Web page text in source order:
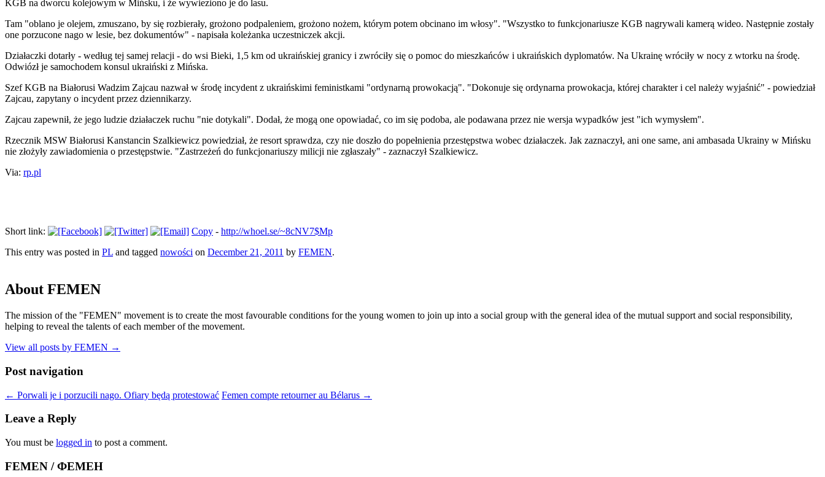
KGB na dworcu kolejowym w Mińsku, i że wywieziono je do lasu.
Tam "oblano je olejem, zmuszano, by się rozbierały, grożono podpaleniem, grożono nożem, którym potem obcinano im włosy". "Wszystko to funkcjonariusze KGB nagrywali kamerą wideo. Następnie zostały
one porzucone nago w lesie, bez dokumentów" - napisała koleżanka uczestniczek akcji.
Działaczki dotarły - według tej samej relacji - do wsi Bieki, 1,5 km od ukraińskiej granicy i zwróciły się o pomoc do mieszkańców i ukraińskich dyplomatów. Na Ukrainę wróciły w nocy z wtorku na środę.
Odwiózł je samochodem konsul ukraiński z Mińska.
Szef KGB na Białorusi Wadzim Zajcau nazwał w środę incydent z ukraińskimi feministkami "ordynarną prowokacją". "Dokonuje się ordynarna prowokacja, której charakter i cel należy wyjaśnić" - powiedział
Zajcau, zapytany o incydent przez dziennikarzy.
Zajcau zapewnił, że jego ludzie działaczek ruchu "nie dotykali". Dodał, że mogą one opowiadać, co im się podoba, ale podawana przez nie wersja wypadków jest "ich wymysłem".
Rzecznik MSW Białorusi Kanstancin Szalkiewicz powiedział, że resort sprawdza, czy nie doszło do popełnienia przestępstwa wobec działaczek. Jak zaznaczył, ani one same, ani ambasada Ukrainy w Mińsku
nie złożyły zawiadomienia o przestępstwie. "Zastrzeżeń do funkcjonariuszy milicji nie zgłaszały" - zaznaczył Szalkiewicz.
Via: rp.pl
Short link: Copy - http://whoel.se/~8cNV7$Mp
This entry was posted in PL and tagged nowości on December 21, 2011 by FEMEN.
About FEMEN
The mission of the "FEMEN" movement is to create the most favourable conditions for the young women to join up into a social group with the general idea of the mutual support and social responsibility,
helping to reveal the talents of each member of the movement.
View all posts by FEMEN →
Post navigation
← Porwali je i porzucili nago. Ofiary będą protestować Femen compte retourner au Bélarus →
Leave a Reply
You must be logged in to post a comment.
FEMEN / ФЕМЕН